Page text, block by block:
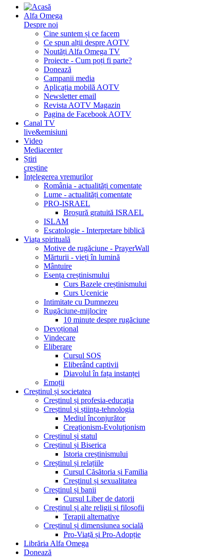
Alfa Omega
Despre noi
Cine suntem și ce facem
Ce spun alții despre AOTV
Noutăți Alfa Omega TV
Proiecte - Cum poți fi parte?
Donează
Campanii media
Aplicația mobilă AOTV
Newsletter email
Revista AOTV Magazin
Pagina de Facebook AOTV
Canal TV
live&emisiuni
Video
Mediacenter
Știri
creștine
Înțelegerea vremurilor
România - actualități comentate
Lume - actualități comentate
PRO-ISRAEL
Broșură gratuită ISRAEL
ISLAM
Escatologie - Interpretare biblică
Viața spirituală
Motive de rugăciune - PrayerWall
Mărturii - vieți în lumină
Mântuire
Esența creștinismului
Curs Bazele creștinismului
Curs Ucenicie
Intimitate cu Dumnezeu
Rugăciune-mijlocire
10 minute despre rugăciune
Devoțional
Vindecare
Eliberare
Cursul SOS
Eliberând captivii
Diavolul în fața instanței
Emoții
Creștinul și societatea
Creștinul și profesia-educația
Creștinul și știința-tehnologia
Mediul înconjurător
Creaționism-Evoluționism
Creștinul și statul
Creștinul și Biserica
Istoria creștinismului
Creștinul și relațiile
Cursul Căsătoria și Familia
Creștinul și sexualitatea
Creștinul și banii
Cursul Liber de datorii
Creștinul și alte religii și filosofii
Terapii alternative
Creștinul și dimensiunea socială
Pro-Viață și Pro-Adopție
Librăria Alfa Omega
Donează